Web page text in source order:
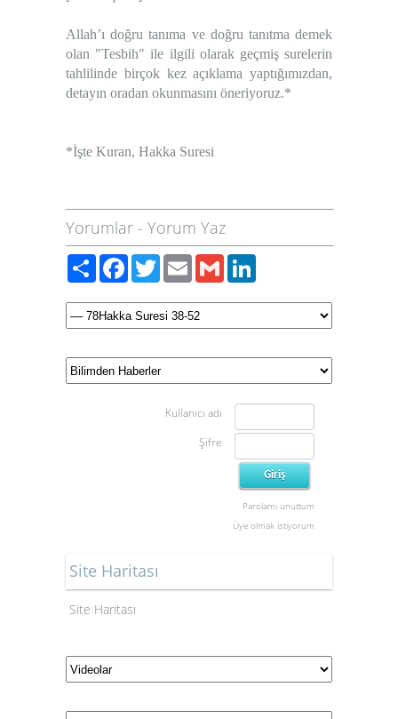
Allah’ı doğru tanıma ve doğru tanıtma demek
olan "Tesbih" ile ilgili olarak geçmiş surelerin
tahlilinde birçok kez açıklama yaptığımızdan,
detayın oradan okunmasını öneriyoruz.*
*İşte Kuran, Hakka Suresi
Yorumlar - Yorum Yaz
PaylaşFacebook
TwitterEmailGmail
Kullanıcı adı
Şifre
Parolamı unuttum
Üye olmak istiyorum
Site Haritası
Site Haritası